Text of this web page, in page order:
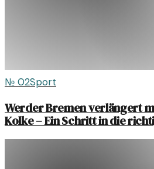
№ 02Sport
Werder Bremen verlängert
Kolke – Ein Schritt in die